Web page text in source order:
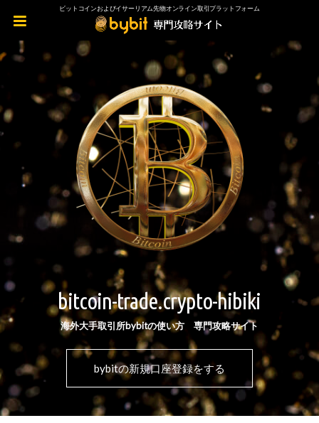
ビットコインおよびイサーリアム先物オンライン取引プラットフォーム
bitcoin-trade.crypto-hibiki
海外大手取引所bybitの使い方 専門攻略サイト
bybitの新規口座登録をする